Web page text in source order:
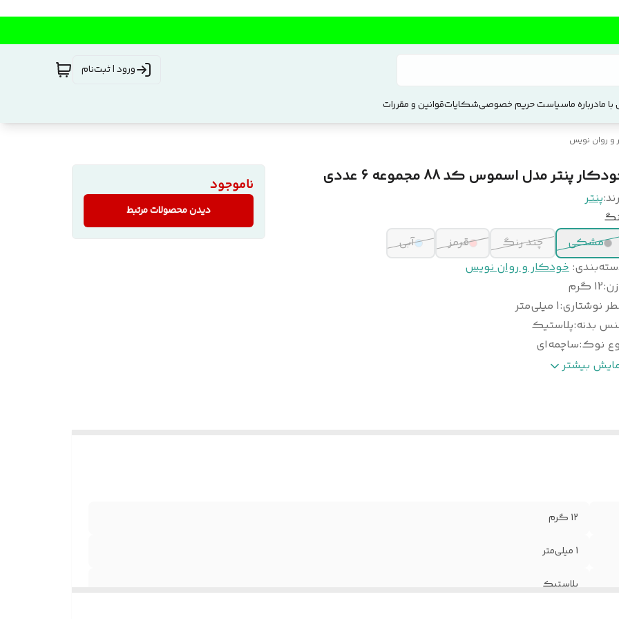
ورود | ثبت‌نام
مادرباره ماسیاست حریم خصوصیشکایاتقوانین و مقررات
و روان نویس
پنتر مدل اسموس کد 88 مجموعه 6 عددی
پنتر
مشکی
چند رنگ قرمز
آبی
: خودکار و روان نویس
:12 گرم
نوشتاری:1 میلی‌متر
بدنه:پلاستیک
نوک:ساچمه‌ای
استفاده :معمولی بیشتر
ناموجود
دیدن محصولات مرتبط
12 گرم
1 میلی‌متر
پلاستیک